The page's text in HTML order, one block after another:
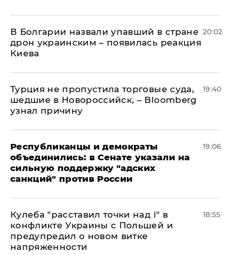
В Болгарии назвали упавший в стране
дрон украинским – появилась реакция
Киева
20:02
Турция не пропустила торговые суда,
шедшие в Новороссийск, – Bloomberg
узнал причину
19:40
Республиканцы и демократы
объединились: в Сенате указали на
сильную поддержку "адских
санкций" против России
19:06
Кулеба "расставил точки над і" в
конфликте Украины с Польшей и
предупредил о новом витке
напряженности
18:55